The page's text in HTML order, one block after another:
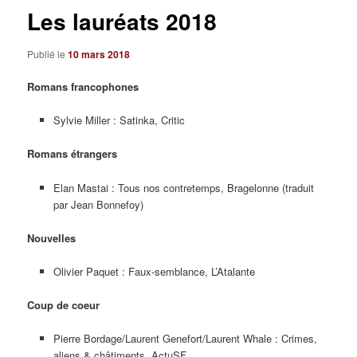
Les lauréats 2018
Publié le10 mars 2018
Romans francophones
Sylvie Miller : Satinka, Critic
Romans étrangers
Elan Mastai : Tous nos contretemps, Bragelonne (traduit
par Jean Bonnefoy)
Nouvelles
Olivier Paquet : Faux-semblance, L’Atalante
Coup de coeur
Pierre Bordage/Laurent Genefort/Laurent Whale : Crimes,